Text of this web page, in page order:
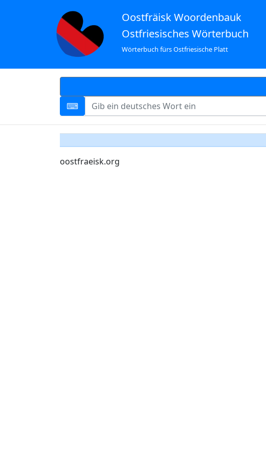
Oostfräisk Woordenbauk
Ostfriesisches Wörterbuch
Wörterbuch fürs Ostfriesische Platt
oostfraeisk.org